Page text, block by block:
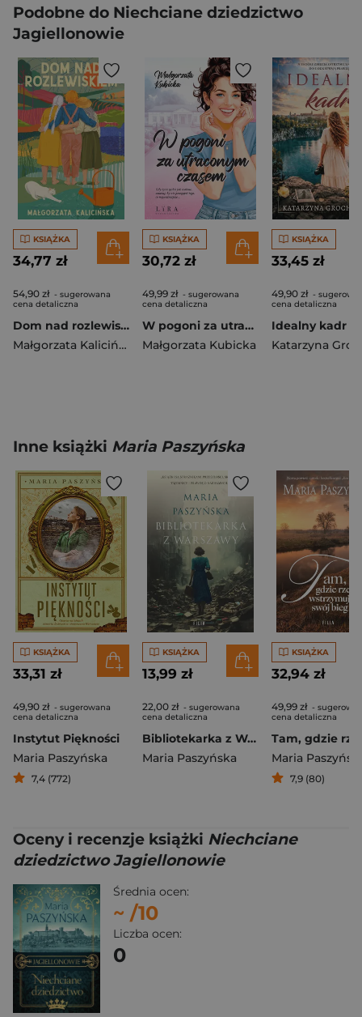
Podobne do Niechciane dziedzictwo
Jagiellonowie
KSIĄŻKA
34,77 zł
54,90 zł - sugerowana
cena detaliczna
Dom nad rozlewiskiem. Rozlewisko. Tom 1
Małgorzata Kalicińska
KSIĄŻKA
30,72 zł
49,99 zł - sugerowana
cena detaliczna
W pogoni za utraconym czasem
Małgorzata Kubicka
KSIĄŻKA
33,45 zł
49,90 zł -
cena detaliczna
Idealny kadr
Inne książki Maria Paszyńska
KSIĄŻKA
33,31 zł
49,90 zł - sugerowana
cena detaliczna
Instytut Piękności
Maria Paszyńska
7,4 (772)
KSIĄŻKA
13,99 zł
22,00 zł - sugerowana
cena detaliczna
Bibliotekarka z Warszawy wyd. kieszonkowe
Maria Paszyńska
KSIĄŻKA
32,94 zł
49,99 zł -
cena detaliczna
Maria
7,9 (80)
Oceny i recenzje książki Niechciane
dziedzictwo Jagiellonowie
Średnia ocen:
~ /10
Liczba ocen:
0